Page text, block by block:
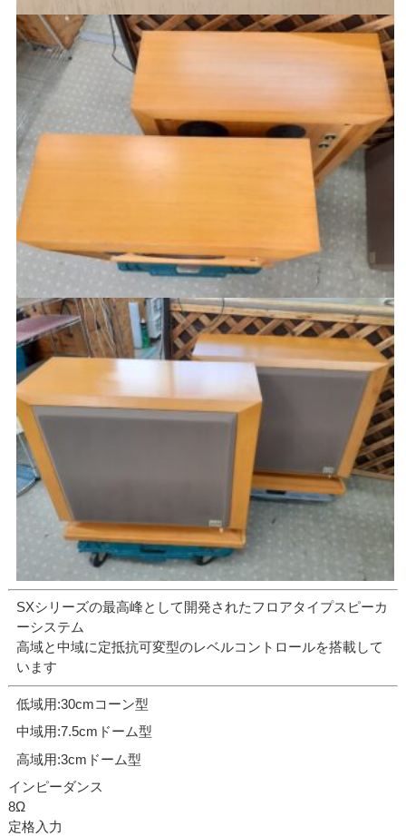
SXシリーズの最高峰として開発されたフロアタイプスピーカ
ーシステム
高域と中域に定抵抗可変型のレベルコントロールを搭載して
います
低域用:30cmコーン型
中域用:7.5cmドーム型
高域用:3cmドーム型
インピーダンス
8Ω
定格入力